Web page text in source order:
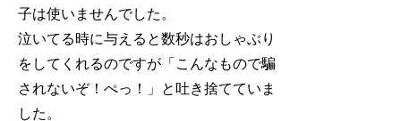
子は使いませんでした。
泣いてる時に与えると数秒はおしゃぶり
をしてくれるのですが「こんなもので騙
されないぞ！ぺっ！」と吐き捨てていま
した。